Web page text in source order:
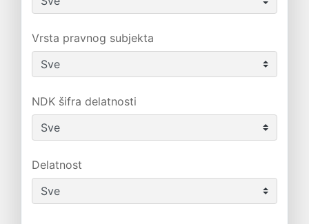
Vrsta pravnog subjekta
NDK šifra delatnosti
Delatnost